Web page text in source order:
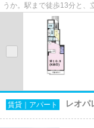
うか。駅まで徒歩13分と、
す。エステート高橋が紹介し
賃貸｜アパート レオパ